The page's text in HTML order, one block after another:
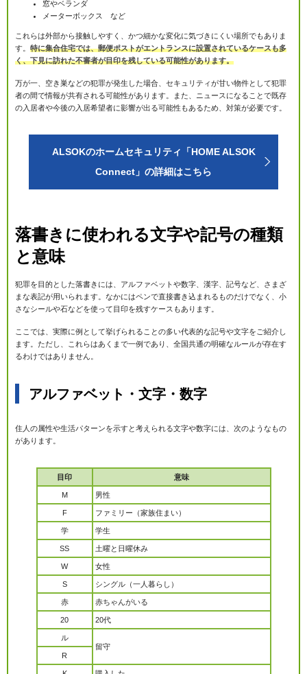
窓やベランダ
メーターボックス など
これらは外部から接触しやすく、かつ細かな変化に気づきにくい場所でもありま
す。 特に集合住宅では、郵便ポストがエントランスに設置されているケースも多
く、下見に訪れた不審者が目印を残している可能性があります。
万が一、空き巣などの犯罪が発生した場合、セキュリティが甘い物件として犯罪
者の間で情報が共有される可能性があります。また、ニュースになることで既存
の入居者や今後の入居希望者に影響が出る可能性もあるため、対策が必要です。
ALSOKのホームセキュリティ「HOME ALSOK
Connect」の詳細はこちら
落書きに使われる文字や記号の種類
と意味
犯罪を目的とした落書きには、アルファベットや数字、漢字、記号など、さまざ
まな表記が用いられます。なかにはペンで直接書き込まれるものだけでなく、小
さなシールや石などを使って目印を残すケースもあります。
ここでは、実際に例として挙げられることの多い代表的な記号や文字をご紹介し
ます。ただし、これらはあくまで一例であり、全国共通の明確なルールが存在す
るわけではありません。
アルファベット・文字・数字
住人の属性や生活パターンを示すと考えられる文字や数字には、次のようなもの
があります。
目印 意味
M 男性
F ファミリー（家族住まい）
学 学生
SS 土曜と日曜休み
W 女性
S シングル（一人暮らし）
赤 赤ちゃんがいる
20 20代
ル
留守
R